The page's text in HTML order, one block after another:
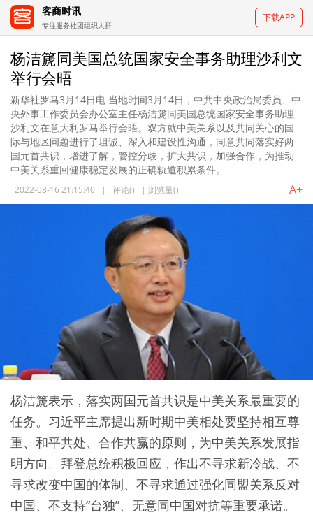
客商时讯
专注服务社团组织人群
下载APP
杨洁篪同美国总统国家安全事务助理沙利文
举行会晤
新华社罗马3月14日电 当地时间3月14日，中共中央政治局委员、中
央外事工作委员会办公室主任杨洁篪同美国总统国家安全事务助理
沙利文在意大利罗马举行会晤。双方就中美关系以及共同关心的国
际与地区问题进行了坦诚、深入和建设性沟通，同意共同落实好两
国元首共识，增进了解，管控分歧，扩大共识，加强合作，为推动
中美关系重回健康稳定发展的正确轨道积累条件。
2022-03-16 21:15:40 | 评论() | 浏览量() A+
杨洁篪表示，落实两国元首共识是中美关系最重要的
任务。习近平主席提出新时期中美相处要坚持相互尊
重、和平共处、合作共赢的原则，为中美关系发展指
明方向。拜登总统积极回应，作出不寻求新冷战、不
寻求改变中国的体制、不寻求通过强化同盟关系反对
中国、不支持“台独”、无意同中国对抗等重要承诺。